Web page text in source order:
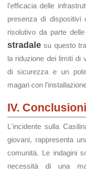
l'efficacia delle
presenza di dispositivi
risolutivo da parte
stradale su questo
la riduzione dei limiti di
di sicurezza e un
magari con
IV. Conclusioni
L'incidente sulla
giovani, rappresenta
comunità. Le indagini
necessità di una